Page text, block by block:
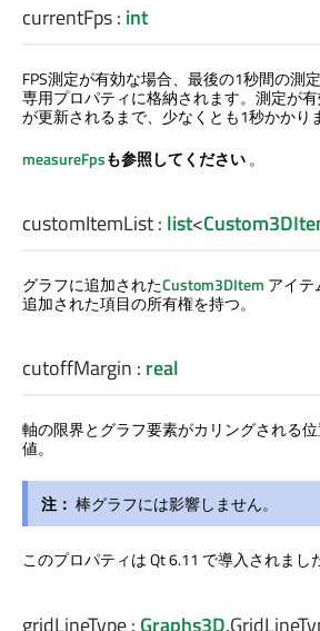
currentFps: int
FPS測定が有効な場合、最後の1秒間の測
専用プロパティに格納されます。測定が
が更新されるまで、少なくとも1秒かかり
measureFpsも参照してください。
customItemList: list<
グラフに追加されたCustom3DItem アイテ
追加された項目の所有権を持つ。
cutoffMargin : real
軸の限界とグラフ要素がカリングされる
値。
注： 棒グラフには影響しません。
このプロパティは Qt 6.11 で導入されまし
gridLineType: Graphs3D.